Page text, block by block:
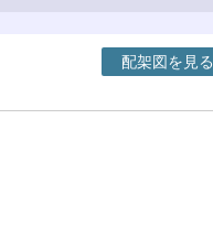
配架図を見る